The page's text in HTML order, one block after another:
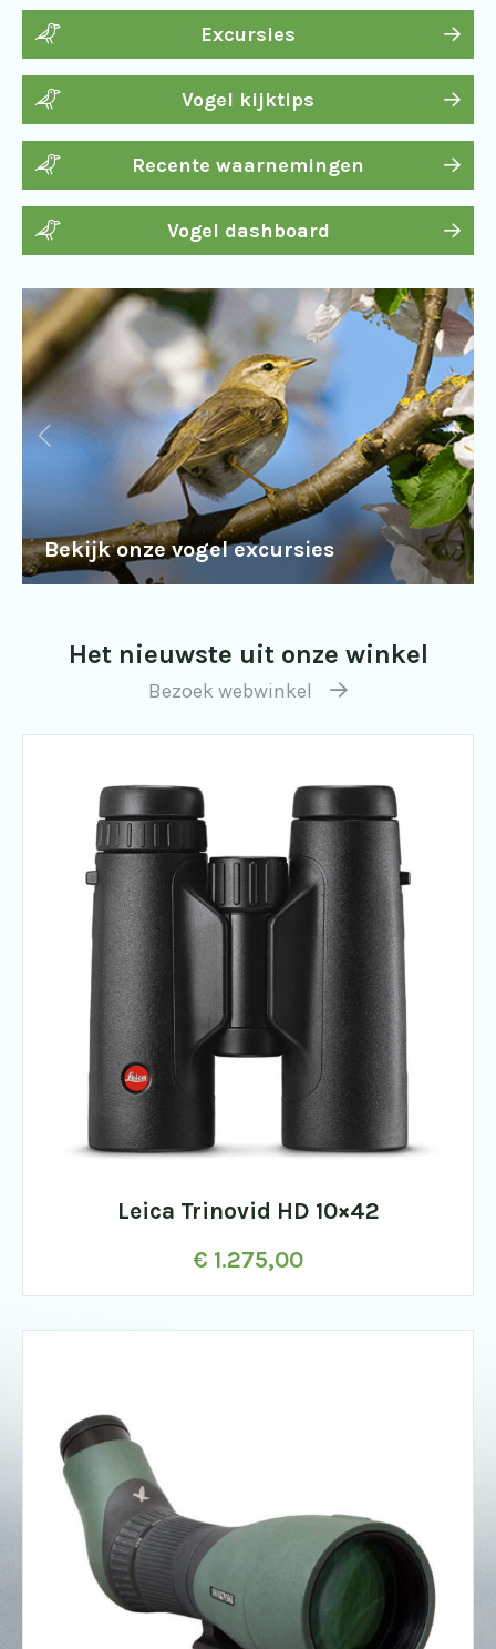
Excursies
Vogel kijktips
Recente waarnemingen
Vogel dashboard
Bekijk onze vogel excursies
Het nieuwste uit onze winkel
Bezoek webwinkel
Leica Trinovid HD 10×42
€ 1.275,00